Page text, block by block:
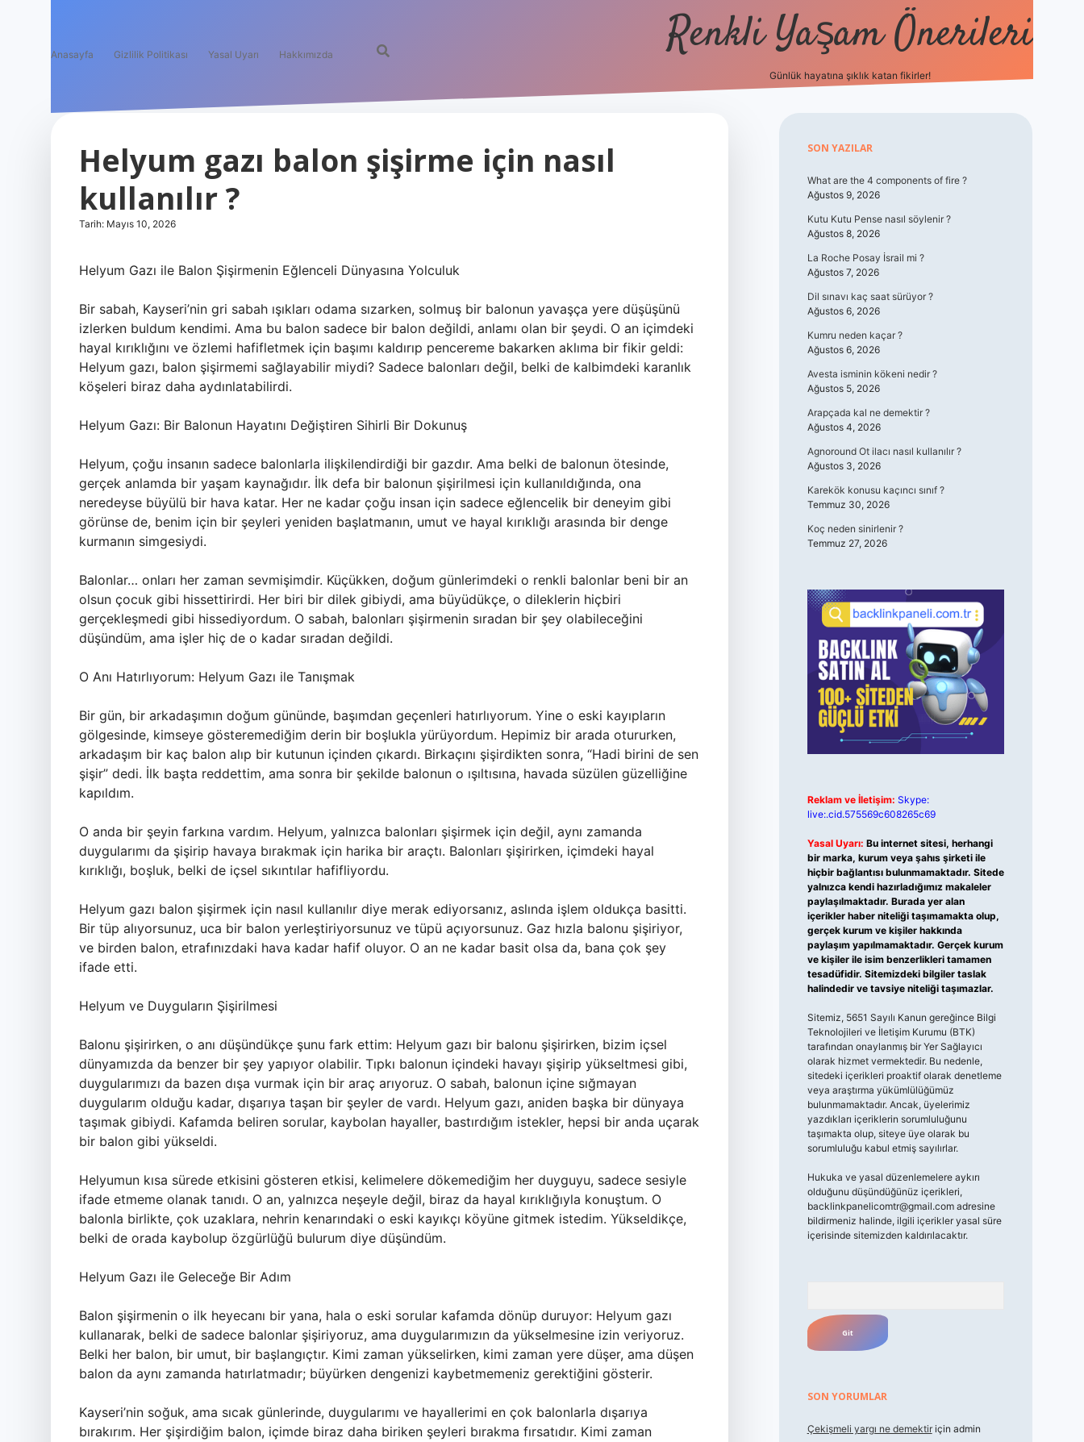
Anasayfa Gizlilik Politikası Yasal Uyarı Hakkımızda Renkli Yaşam Önerileri
Günlük hayatına şıklık katan fikirler!
Helyum gazı balon şişirme için nasıl
kullanılır ?
Tarih: Mayıs 10, 2026
Helyum Gazı ile Balon Şişirmenin Eğlenceli Dünyasına Yolculuk
Bir sabah, Kayseri’nin gri sabah ışıkları odama sızarken, solmuş bir balonun yavaşça yere düşüşünü
izlerken buldum kendimi. Ama bu balon sadece bir balon değildi, anlamı olan bir şeydi. O an içimdeki
hayal kırıklığını ve özlemi hafifletmek için başımı kaldırıp pencereme bakarken aklıma bir fikir geldi:
Helyum gazı, balon şişirmemi sağlayabilir miydi? Sadece balonları değil, belki de kalbimdeki karanlık
köşeleri biraz daha aydınlatabilirdi.
Helyum Gazı: Bir Balonun Hayatını Değiştiren Sihirli Bir Dokunuş
Helyum, çoğu insanın sadece balonlarla ilişkilendirdiği bir gazdır. Ama belki de balonun ötesinde,
gerçek anlamda bir yaşam kaynağıdır. İlk defa bir balonun şişirilmesi için kullanıldığında, ona
neredeyse büyülü bir hava katar. Her ne kadar çoğu insan için sadece eğlencelik bir deneyim gibi
görünse de, benim için bir şeyleri yeniden başlatmanın, umut ve hayal kırıklığı arasında bir denge
kurmanın simgesiydi.
Balonlar… onları her zaman sevmişimdir. Küçükken, doğum günlerimdeki o renkli balonlar beni bir an
olsun çocuk gibi hissettirirdi. Her biri bir dilek gibiydi, ama büyüdükçe, o dileklerin hiçbiri
gerçekleşmedi gibi hissediyordum. O sabah, balonları şişirmenin sıradan bir şey olabileceğini
düşündüm, ama işler hiç de o kadar sıradan değildi.
O Anı Hatırlıyorum: Helyum Gazı ile Tanışmak
Bir gün, bir arkadaşımın doğum gününde, başımdan geçenleri hatırlıyorum. Yine o eski kayıpların
gölgesinde, kimseye gösteremediğim derin bir boşlukla yürüyordum. Hepimiz bir arada otururken,
arkadaşım bir kaç balon alıp bir kutunun içinden çıkardı. Birkaçını şişirdikten sonra, “Hadi birini de sen
şişir” dedi. İlk başta reddettim, ama sonra bir şekilde balonun o ışıltısına, havada süzülen güzelliğine
kapıldım.
O anda bir şeyin farkına vardım. Helyum, yalnızca balonları şişirmek için değil, aynı zamanda
duygularımı da şişirip havaya bırakmak için harika bir araçtı. Balonları şişirirken, içimdeki hayal
kırıklığı, boşluk, belki de içsel sıkıntılar hafifliyordu.
Helyum gazı balon şişirmek için nasıl kullanılır diye merak ediyorsanız, aslında işlem oldukça basitti.
Bir tüp alıyorsunuz, uca bir balon yerleştiriyorsunuz ve tüpü açıyorsunuz. Gaz hızla balonu şişiriyor,
ve birden balon, etrafınızdaki hava kadar hafif oluyor. O an ne kadar basit olsa da, bana çok şey
ifade etti.
Helyum ve Duyguların Şişirilmesi
Balonu şişirirken, o anı düşündükçe şunu fark ettim: Helyum gazı bir balonu şişirirken, bizim içsel
dünyamızda da benzer bir şey yapıyor olabilir. Tıpkı balonun içindeki havayı şişirip yükseltmesi gibi,
duygularımızı da bazen dışa vurmak için bir araç arıyoruz. O sabah, balonun içine sığmayan
duygularım olduğu kadar, dışarıya taşan bir şeyler de vardı. Helyum gazı, aniden başka bir dünyaya
taşımak gibiydi. Kafamda beliren sorular, kaybolan hayaller, bastırdığım istekler, hepsi bir anda uçarak
bir balon gibi yükseldi.
Helyumun kısa sürede etkisini gösteren etkisi, kelimelere dökemediğim her duyguyu, sadece sesiyle
ifade etmeme olanak tanıdı. O an, yalnızca neşeyle değil, biraz da hayal kırıklığıyla konuştum. O
balonla birlikte, çok uzaklara, nehrin kenarındaki o eski kayıkçı köyüne gitmek istedim. Yükseldikçe,
belki de orada kaybolup özgürlüğü bulurum diye düşündüm.
Helyum Gazı ile Geleceğe Bir Adım
Balon şişirmenin o ilk heyecanı bir yana, hala o eski sorular kafamda dönüp duruyor: Helyum gazı
kullanarak, belki de sadece balonlar şişiriyoruz, ama duygularımızın da yükselmesine izin veriyoruz.
Belki her balon, bir umut, bir başlangıçtır. Kimi zaman yükselirken, kimi zaman yere düşer, ama düşen
balon da aynı zamanda hatırlatmadır; büyürken dengenizi kaybetmemeniz gerektiğini gösterir.
Kayseri’nin soğuk, ama sıcak günlerinde, duygularımı ve hayallerimi en çok balonlarla dışarıya
bırakırım. Her şişirdiğim balon, içimde biraz daha biriken şeyleri bırakma fırsatıdır. Kimi zaman
Sidebar
SON YAZILAR
What are the 4 components of fire ?
Ağustos 9, 2026
Kutu Kutu Pense nasıl söylenir ?
Ağustos 8, 2026
La Roche Posay İsrail mi ?
Ağustos 7, 2026
Dil sınavı kaç saat sürüyor ?
Ağustos 6, 2026
Kumru neden kaçar ?
Ağustos 6, 2026
Avesta isminin kökeni nedir ?
Ağustos 5, 2026
Arapçada kal ne demektir ?
Ağustos 4, 2026
Agnoround Ot ilacı nasıl kullanılır ?
Ağustos 3, 2026
Karekök konusu kaçıncı sınıf ?
Temmuz 30, 2026
Koç neden sinirlenir ?
Temmuz 27, 2026
Reklam ve İletişim: Skype:
live:.cid.575569c608265c69
Yasal Uyarı: Bu internet sitesi, herhangi
bir marka, kurum veya şahıs şirketi ile
hiçbir bağlantısı bulunmamaktadır. Sitede
yalnızca kendi hazırladığımız makaleler
paylaşılmaktadır. Burada yer alan
içerikler haber niteliği taşımamakta olup,
gerçek kurum ve kişiler hakkında
paylaşım yapılmamaktadır. Gerçek kurum
ve kişiler ile isim benzerlikleri tamamen
tesadüfidir. Sitemizdeki bilgiler taslak
halindedir ve tavsiye niteliği taşımazlar.
Sitemiz, 5651 Sayılı Kanun gereğince Bilgi
Teknolojileri ve İletişim Kurumu (BTK)
tarafından onaylanmış bir Yer Sağlayıcı
olarak hizmet vermektedir. Bu nedenle,
sitedeki içerikleri proaktif olarak denetleme
veya araştırma yükümlülüğümüz
bulunmamaktadır. Ancak, üyelerimiz
yazdıkları içeriklerin sorumluluğunu
taşımakta olup, siteye üye olarak bu
sorumluluğu kabul etmiş sayılırlar.
Hukuka ve yasal düzenlemelere aykırı
olduğunu düşündüğünüz içerikleri,
backlinkpanelicomtr@gmail.comadresine
bildirmeniz halinde, ilgili içerikler yasal süre
içerisinde sitemizden kaldırılacaktır.
SON YORUMLAR
Çekişmeli yargı ne demektiriçin admin